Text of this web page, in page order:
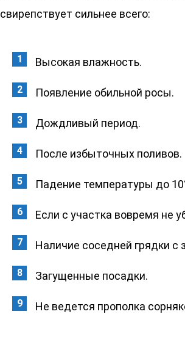
свирепствует сильнее всего:
Высокая влажность.
Появление обильной росы.
Дождливый период.
После избыточных поливов.
Падение температуры до
Если с участка вовремя не
Наличие соседней грядки
Загущенные посадки.
Не ведется прополка